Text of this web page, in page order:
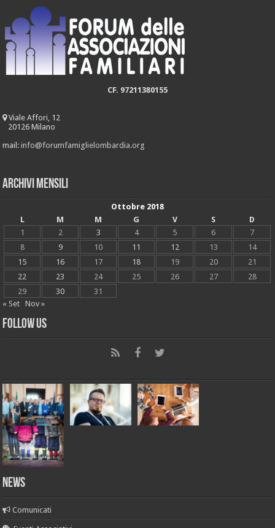
CF. 97211380155
Viale Affori, 12
20126 Milano
mail:info@forumfamiglielombardia.org
Archivi mensili
Ottobre 2018
L
M M G V S
D
1
2 3 4 5 6
7
8
9 10 11 12 13
14
15
16 17 18 19 20
21
22
23 24 25 26 27
28
29
30
31
« Set
Nov »
Follow Us
News
Comunicati